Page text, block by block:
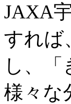
JAXA
すれば
し、
様々な